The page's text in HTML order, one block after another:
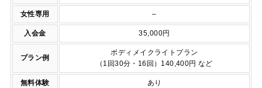
女性専用 –
入会金 35,000円
プラン例
ボディメイクライトプラン
（1回30分・16回）140,400円 など
無料体験 あり